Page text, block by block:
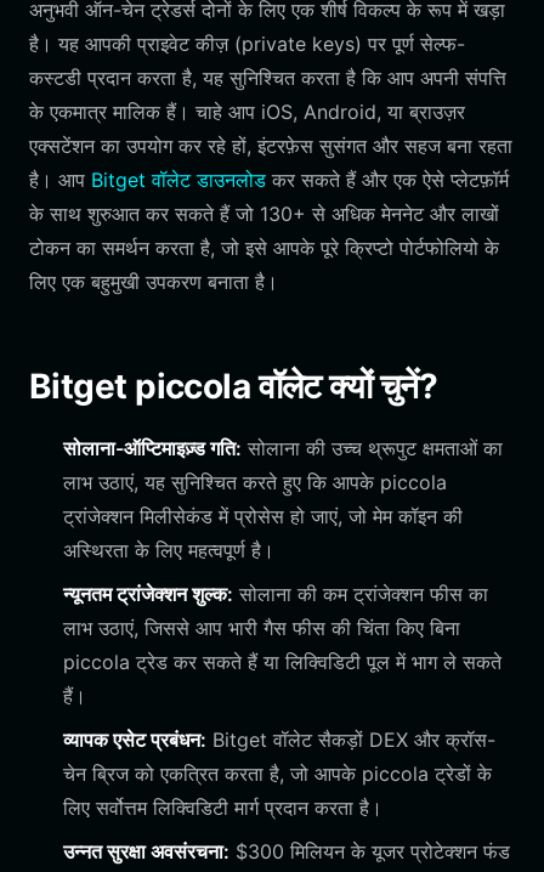
अनुभवी ऑन-चेन ट्रेडर्स दोनों के लिए एक शीर्ष विकल्प के रूप में खड़ा
है। यह आपकी प्राइवेट कीज़ (private keys) पर पूर्ण सेल्फ-
कस्टडी प्रदान करता है, यह सुनिश्चित करता है कि आप अपनी संपत्ति
के एकमात्र मालिक हैं। चाहे आप iOS, Android, या ब्राउज़र
एक्सटेंशन का उपयोग कर रहे हों, इंटरफ़ेस सुसंगत और सहज बना रहता
है। आप Bitget वॉलेट डाउनलोड कर सकते हैं और एक ऐसे प्लेटफ़ॉर्म
के साथ शुरुआत कर सकते हैं जो 130+ से अधिक मेननेट और लाखों
टोकन का समर्थन करता है, जो इसे आपके पूरे क्रिप्टो पोर्टफोलियो के
लिए एक बहुमुखी उपकरण बनाता है।
Bitget piccola वॉलेट क्यों चुनें?
सोलाना-ऑप्टिमाइज़्ड गति: सोलाना की उच्च थ्रूपुट क्षमताओं का
लाभ उठाएं, यह सुनिश्चित करते हुए कि आपके piccola
ट्रांजेक्शन मिलीसेकंड में प्रोसेस हो जाएं, जो मेम कॉइन की
अस्थिरता के लिए महत्वपूर्ण है।
न्यूनतम ट्रांजेक्शन शुल्क: सोलाना की कम ट्रांजेक्शन फीस का
लाभ उठाएं, जिससे आप भारी गैस फीस की चिंता किए बिना
piccola ट्रेड कर सकते हैं या लिक्विडिटी पूल में भाग ले सकते
हैं।
व्यापक एसेट प्रबंधन: Bitget वॉलेट सैकड़ों DEX और क्रॉस-
चेन ब्रिज को एकत्रित करता है, जो आपके piccola ट्रेडों के
लिए सर्वोत्तम लिक्विडिटी मार्ग प्रदान करता है।
उन्नत सुरक्षा अवसंरचना: $300 मिलियन के यूजर प्रोटेक्शन फंड